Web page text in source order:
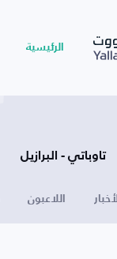
الرئيسية
تاوباتي - البرازيل
الأخبار اللاعبون